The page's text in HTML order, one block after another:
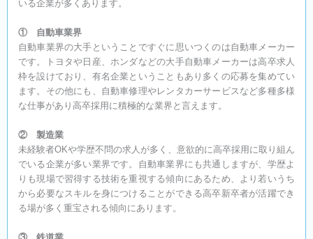
いる企業が多くあります。
① 自動車業界
自動車業界の大手ということですぐに思いつくのは自動車メーカー
です。トヨタや日産、ホンダなどの大手自動車メーカーは高卒求人
枠を設けており、有名企業ということもあり多くの応募を集めてい
ます。その他にも、自動車修理やレンタカーサービスなど多種多様
な仕事があり高卒採用に積極的な業界と言えます。
② 製造業
未経験者OKや学歴不問の求人が多く、意欲的に高卒採用に取り組ん
でいる企業が多い業界です。自動車業界にも共通しますが、学歴よ
りも現場で習得する技術を重視する傾向にあるため、より若いうち
から必要なスキルを身につけることができる高卒新卒者が活躍でき
る場が多く重宝される傾向にあります。